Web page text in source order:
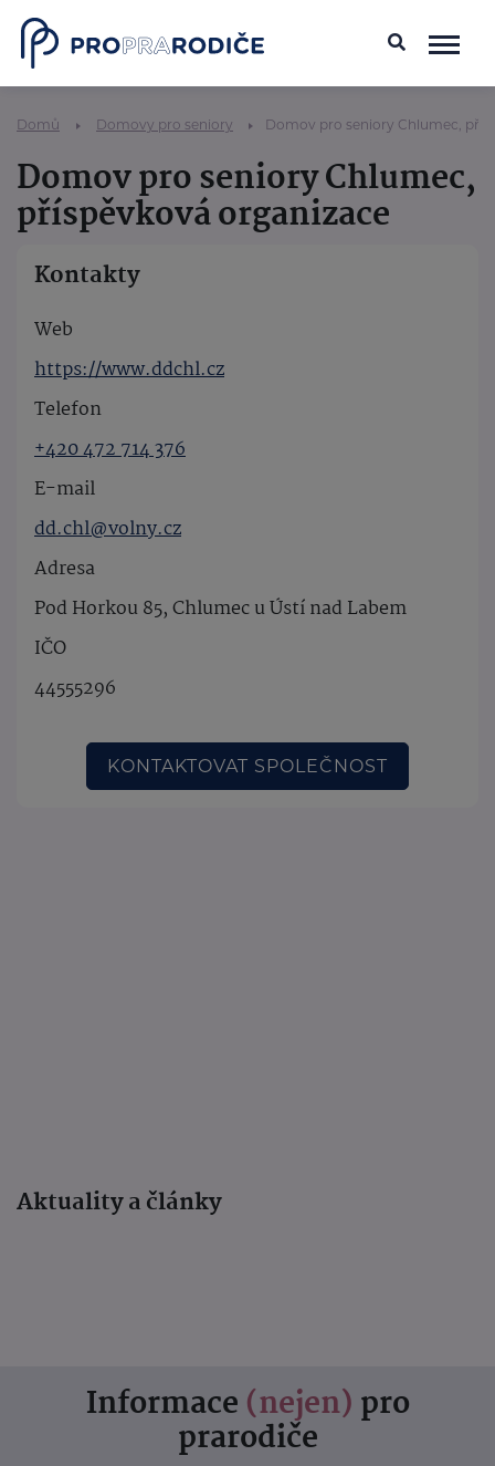
Domů Domovy pro seniory Domov pro seniory Chlumec,
Domov pro seniory Chlumec,
příspěvková organizace
Kontakty
Web
https://www.ddchl.cz
Telefon
+420 472 714 376
E-mail
dd.chl@volny.cz
Adresa
Pod Horkou 85, Chlumec u Ústí nad Labem
IČO
44555296
KONTAKTOVAT SPOLEČNOST
Aktuality a články
Informace (nejen) pro
prarodiče